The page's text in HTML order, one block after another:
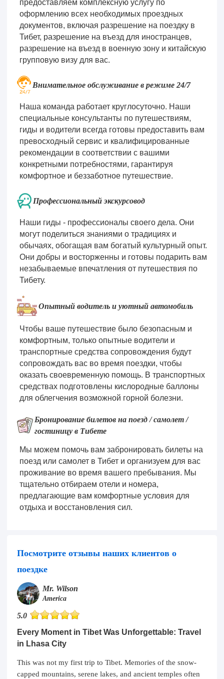
предоставляем комплексную услугу по
оформлению всех необходимых проездных
документов, включая разрешение на поездку в
Тибет, разрешение на въезд для иностранцев,
разрешение на въезд в военную зону и китайскую
групповую визу для вас.
Внимательное обслуживание в режиме 24/7
Наша команда работает круглосуточно. Наши
специальные консультанты по путешествиям,
гиды и водители всегда готовы предоставить вам
превосходный сервис и квалифицированные
рекомендации в соответствии с вашими
конкретными потребностями, гарантируя
комфортное и беззаботное путешествие.
Профессиональный экскурсовод
Наши гиды - профессионалы своего дела. Они
могут поделиться знаниями о традициях и
обычаях, обогащая вам богатый культурный опыт.
Они добры и восторженны и готовы подарить вам
незабываемые впечатления от путешествия по
Тибету.
Опытный водитель и уютный автомобиль
Чтобы ваше путешествие было безопасным и
комфортным, только опытные водители и
транспортные средства сопровождения будут
сопровождать вас во время поездки, чтобы
оказать своевременную помощь. В транспортных
средствах подготовлены кислородные баллоны
для облегчения возможной горной болезни.
Бронирование билетов на поезд / самолет /
гостиницу в Тибете
Мы можем помочь вам забронировать билеты на
поезд или самолет в Тибет и организуем для вас
проживание во время вашего пребывания. Мы
тщательно отбираем отели и номера,
предлагающие вам комфортные условия для
отдыха и восстановления сил.
Посмотрите отзывы наших клиентов о
поездке
Mr. Wilson
America
5.0
Every Moment in Tibet Was Unforgettable: Travel
in Lhasa City
This was not my first trip to Tibet. Memories of the snow-
capped mountains, serene lakes, and ancient temples often